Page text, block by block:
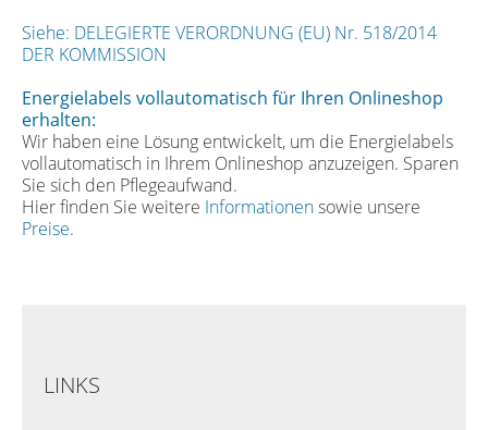
Siehe: DELEGIERTE VERORDNUNG (EU) Nr. 518/2014
DER KOMMISSION
Energielabels vollautomatisch für Ihren Onlineshop
erhalten:
Wir haben eine Lösung entwickelt, um die Energielabels
vollautomatisch in Ihrem Onlineshop anzuzeigen. Sparen
Sie sich den Pflegeaufwand.
Hier finden Sie weitere Informationensowie unsere
Preise.
LINKS